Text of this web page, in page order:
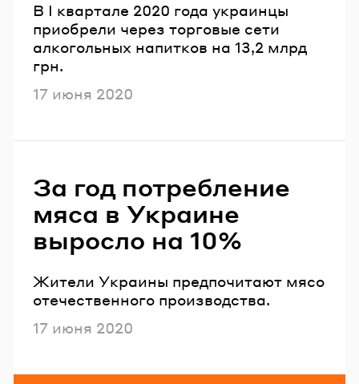
В I квартале 2020 года украинцы
приобрели через торговые сети
алкогольных напитков на 13,2 млрд
грн.
Опубликовано
17 июня 2020
За год потребление
мяса в Украине
выросло на 10%
Жители Украины предпочитают мясо
отечественного производства.
Опубликовано
17 июня 2020